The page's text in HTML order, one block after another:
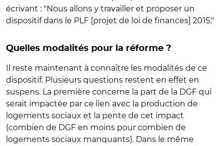
écrivant : "Nous allons y travailler et proposer un
dispositif dans le PLF [projet de loi de finances] 2015."
Quelles modalités pour la réforme ?
Il reste maintenant à connaître les modalités de ce
dispositif. Plusieurs questions restent en effet en
suspens. La première concerne la part de la DGF qui
serait impactée par ce lien avec la production de
logements sociaux et la pente de cet impact
(combien de DGF en moins pour combien de
logements sociaux manquants). Dans le même